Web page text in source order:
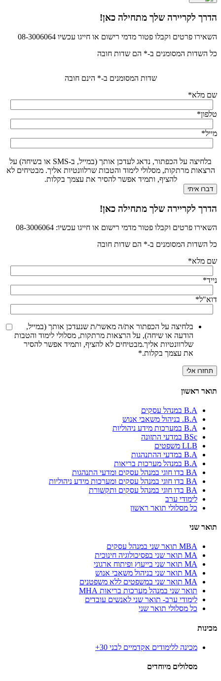
הדרך לקריירה שלך מתחילה כאן!
השאירו פרטים וקבלו פטור מדמי רישום או חייגו עכשיו 08-3006064
כל השדות המסומנים ב-* הם שדות חובה
שדות המסומנים ב-* הינם חובה
שם מלא*
טלפון*
מייל*
בלחיצה על הכפתור, נדאג לעדכן אותך (במייל, ב-SMS או בשיחה) על
הרצאות מרתקות, מסלולי לימוד והטבות שרלוונטיות אליך. מבטיחים לא
להציף, ותמיד אפשר להסיר את עצמך בקלות.
הדרך לקריירה שלך מתחילה כאן!
השאירו פרטים וקבלו פטור מדמי רישום או חייגו עכשיו: 08-3006064
כל השדות המסומנים ב-* הם שדות חובה
שם מלא*
נייד*
דוא"ל*
בלחיצה על הכפתור את/ה מאשר/ת שנעדכן אותך (במייל,
הודעה או שיחה), על הרצאות מרתקות, מסלולי לימוד והטבות
שלרוונטיות אליך.מבטיחים לא להציף, ותמיד אפשר להסיר
את עצמך בקלות.*
תואר ראשון
B.A במנהל עסקים
B.A. בניהול משאבי אנוש
B.A במערכות מידע ניהוליות
BSc במדעי התזונה
LLB משפטים
B.A במדעי ההתנהגות
B.A במנהל מערכות בריאות
BA בדו חוגי במנהל עסקים ומדעי התנהגות
BA בדו חוגי במנהל עסקים ומערכות מידע ניהוליות
BA בדו חוגי במנהל עסקים ותקשורת
לימודי ערב
כל מסלולי תואר ראשון
תואר שני
MBA תואר שני במנהל עסקים
MA תואר שני בפסיכולוגיה חינוכית
MA תואר שני בייעוץ ופיתוח ארגוני
MA תואר שני בניהול משאבי אנוש
MA תואר שני במשפטים ללא משפטנים
תואר שני במנהל מערכות בריאות MHA
לימודי ערב- תואר שני לאנשים עובדים
כל מסלולי תואר שני
מכינות
מכינה ללימודים אקדמיים לבני 30+
מסלולים מיוחדים